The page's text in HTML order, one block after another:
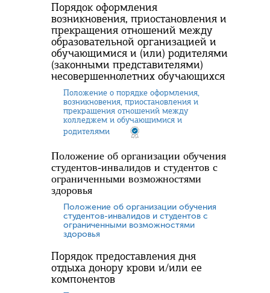
Порядок оформления
возникновения, приостановления и
прекращения отношений между
образовательной организацией и
обучающимися и (или) родителями
(законными представителями)
несовершеннолетних обучающихся
Положение о порядке оформления,
возникновения, приостановления и
прекращения отношений между
колледжем и обучающимися и
родителями
Положение об организации обучения
студентов-инвалидов и студентов с
ограниченными возможностями
здоровья
Положение об организации обучения
студентов-инвалидов и студентов с
ограниченными возможностями
здоровья
Порядок предоставления дня
отдыха донору крови и/или ее
компонентов